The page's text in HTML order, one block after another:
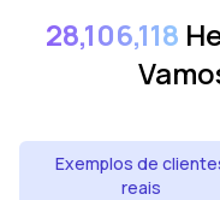
28,106,118
Exemplos de
reais